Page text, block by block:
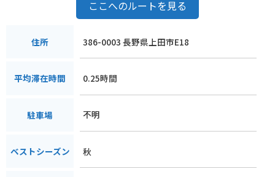
ここへのルートを見る
住所 386-0003 長野県上田市E18
平均滞在時間 0.25時間
駐車場 不明
ベストシーズン 秋